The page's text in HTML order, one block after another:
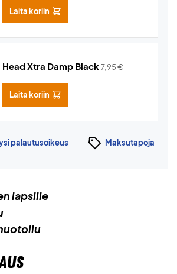
Laita koriin
Head Xtra Damp Black7,95€
Laita koriin
palautusoikeus Maksutapoja
lapsille